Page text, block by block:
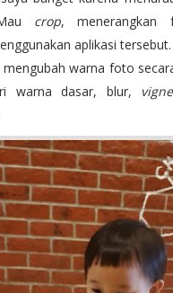
crop, menerangkan
aplikasi
warna foto
warna dasar, blur,